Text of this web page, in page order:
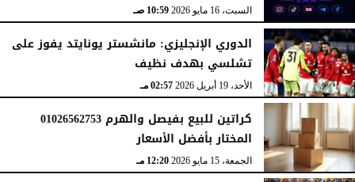
الإثنين، 22 يونيو 2026 12:11 مـالسبت، 16 مايو 2026 10:59 صـ
الدوري الإنجليزي: مانشستر يونايتد يفوز على
تشلسي بهدف نظيف
الأحد، 19 أبريل 2026 02:57 مـ
كراتين للبيع بفيصل والهرم 01026562753
المختار بأفضل الأسعار
الجمعة، 15 مايو 2026 12:20 مـ